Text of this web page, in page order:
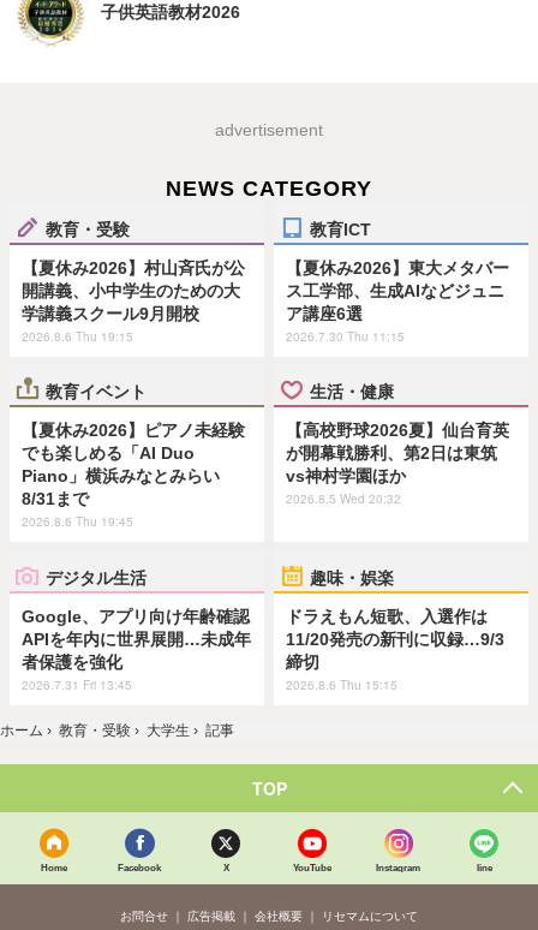
子供英語教材2026
advertisement
NEWS CATEGORY
教育・受験
【夏休み2026】村山斉氏が公
開講義、小中学生のための大
学講義スクール9月開校
2026.8.6 Thu 19:15
教育ICT
【夏休み2026】東大メタバー
ス工学部、生成AIなどジュニ
ア講座6選
2026.7.30 Thu 11:15
教育イベント
【夏休み2026】ピアノ未経験
でも楽しめる「AI Duo
Piano」横浜みなとみらい
8/31まで
2026.8.6 Thu 19:45
生活・健康
【高校野球2026夏】仙台育英
が開幕戦勝利、第2日は東筑
vs神村学園ほか
2026.8.5 Wed 20:32
デジタル生活
Google、アプリ向け年齢確認
APIを年内に世界展開…未成年
者保護を強化
2026.7.31 Fri 13:45
趣味・娯楽
ドラえもん短歌、入選作は
11/20発売の新刊に収録…9/3
締切
2026.8.6 Thu 15:15
ホーム › 教育・受験 › 大学生 › 記事
TOP
Home Facebook X YouTube Instagram line
お問合せ 広告掲載 会社概要 リセマムについて